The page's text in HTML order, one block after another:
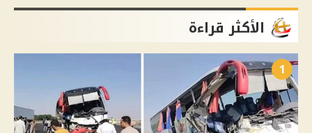
الأكثر قراءة
1